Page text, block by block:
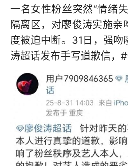
一名女性粉丝突然“情绪
隔离区，对廖俊涛实施
度被迫中断。31日，强吻
涛超话发布手写道歉信，#